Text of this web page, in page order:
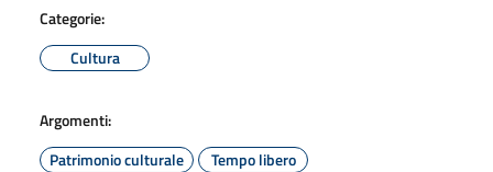
Categorie:
Cultura
Argomenti:
Patrimonio culturale
Tempo libero